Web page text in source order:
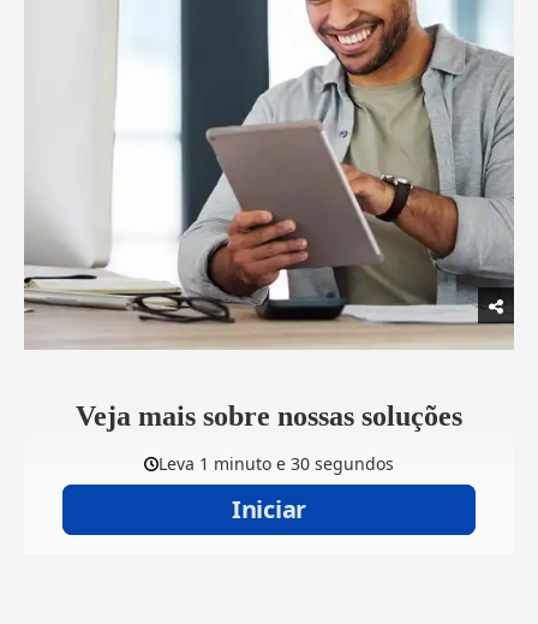
Veja mais sobre nossas soluções